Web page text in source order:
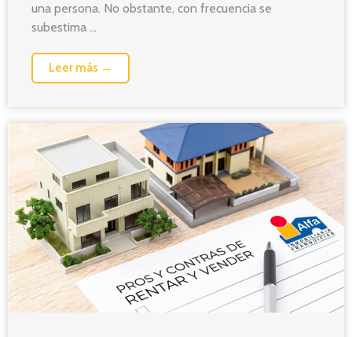
una persona. No obstante, con frecuencia se
subestima ...
Leer más →